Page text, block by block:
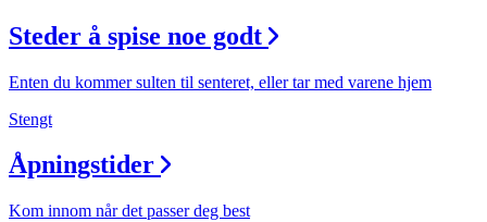
Steder å spise noe godt
Enten du kommer sulten til senteret, eller tar med varene hjem
Stengt
Åpningstider
Kom innom når det passer deg best